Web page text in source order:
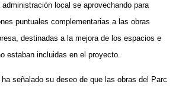
local se aprovechando para
puntuales complementarias a las obras
destinadas a la mejora de los espacios e
estaban incluidas en el proyecto.
señalado su deseo de que las obras del Parc